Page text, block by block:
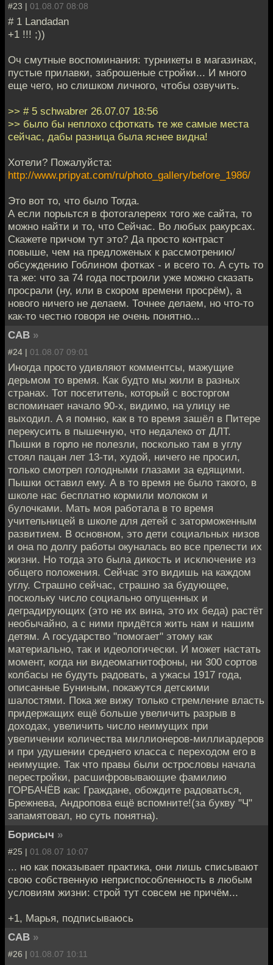
#23 | 01.08.07 08:08
# 1 Landadan
+1 !!! ;))
Оч смутные воспоминания: турникеты в магазинах,
пустые прилавки, заброшеные стройки... И много
еще чего, но слишком личного, чтобы озвучить.
>> # 5 schwabrer 26.07.07 18:56
>> было бы неплохо сфоткать те же самые места
сейчас, дабы разница была яснее видна!
Хотели? Пожалуйста:
http://www.pripyat.com/ru/photo_gallery/before_1986/
Это вот то, что было Тогда.
А если порыьтся в фотогалереях того же сайта, то
можно найти и то, что Сейчас. Во любых ракурсах.
Скажете причом тут это? Да просто контраст
повыше, чем на предложеных к рассмотрению/
обсуждению Гоблином фотках - и всего то. А суть то
та же: что за 74 года построили уже можно сказать
просрали (ну, или в скором времени просрём), а
нового ничего не делаем. Точнее делаем, но что-то
как-то честно говоря не очень понятно...
CAB »
#24 | 01.08.07 09:01
Иногда просто удивляют комментсы, мажущие
дерьмом то время. Как будто мы жили в разных
странах. Тот посетитель, который с восторгом
вспоминает начало 90-х, видимо, на улицу не
выходил. А я помню, как в то время зашёл в Питере
перекусить в пышечную, что недалеко от ДЛТ.
Пышки в горло не полезли, посколько там в углу
стоял пацан лет 13-ти, худой, ничего не просил,
только смотрел голодными глазами за едящими.
Пышки оставил ему. А в то время не было такого, в
школе нас бесплатно кормили молоком и
булочками. Мать моя работала в то время
учительницей в школе для детей с заторможенным
развитием. В основном, это дети социальных низов
и она по долгу работы окуналась во все прелести их
жизни. Но тогда это была дикость и исключение из
общего положения. Сейчас это видишь на каждом
углу. Страшно сейчас, страшно за будующее,
поскольку число социально опущенных и
деградирующих (это не их вина, это их беда) растёт
необычайно, а с ними придётся жить нам и нашим
детям. А государство "помогает" этому как
материально, так и идеологически. И может настать
момент, когда ни видеомагнитофоны, ни 300 сортов
колбасы не будуть радовать, а ужасы 1917 года,
описанные Буниным, покажутся детскими
шалостями. Пока же вижу только стремление власть
придержащих ещё больше увеличить разрыв в
доходах, увеличить число неимущих при
увеличении количества миллионеров-миллиардеров
и при удушении среднего класса с переходом его в
неимущие. Так что правы были острословы начала
перестройки, расшифровывающие фамилию
ГОРБАЧЁВ как: Граждане, обождите радоваться,
Брежнева, Андропова ещё вспомните!(за букву "Ч"
запамятовал, но суть понятна).
Борисыч »
#25 | 01.08.07 10:07
... но как показывает практика, они лишь списывают
свою собственную неприспособленность в любым
условиям жизни: строй тут совсем не причём...
+1, Марья, подписываюсь
CAB »
#26 | 01.08.07 10:11